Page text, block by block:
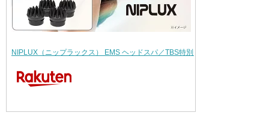
NIPLUX（ニップラックス） EMS ヘッドスパ／TBS特別セット ／ ヘッド…